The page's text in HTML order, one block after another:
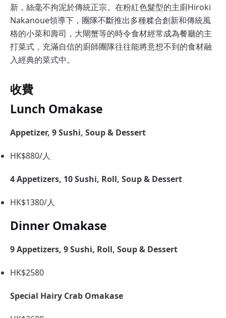
新，絲毫不拘泥於傳統正宗。在粉紅色髮型的主廚Hiroki
Nakanoue領導下，團隊不斷推出多種糅合創新和傳統風
格的小菜和壽司，大閘蟹等的時令食材經常成為餐廳的主
打菜式，充滿自信的廚師團隊往往能將意想不到的食材融
入經典的菜式中。
收費
Lunch Omakase
Appetizer, 9 Sushi, Soup & Dessert
HK$880/人
4 Appetizers, 10 Sushi, Roll, Soup & Dessert
HK$1380/人
Dinner Omakase
9 Appetizers, 9 Sushi, Roll, Soup & Dessert
HK$2580
Special Hairy Crab Omakase